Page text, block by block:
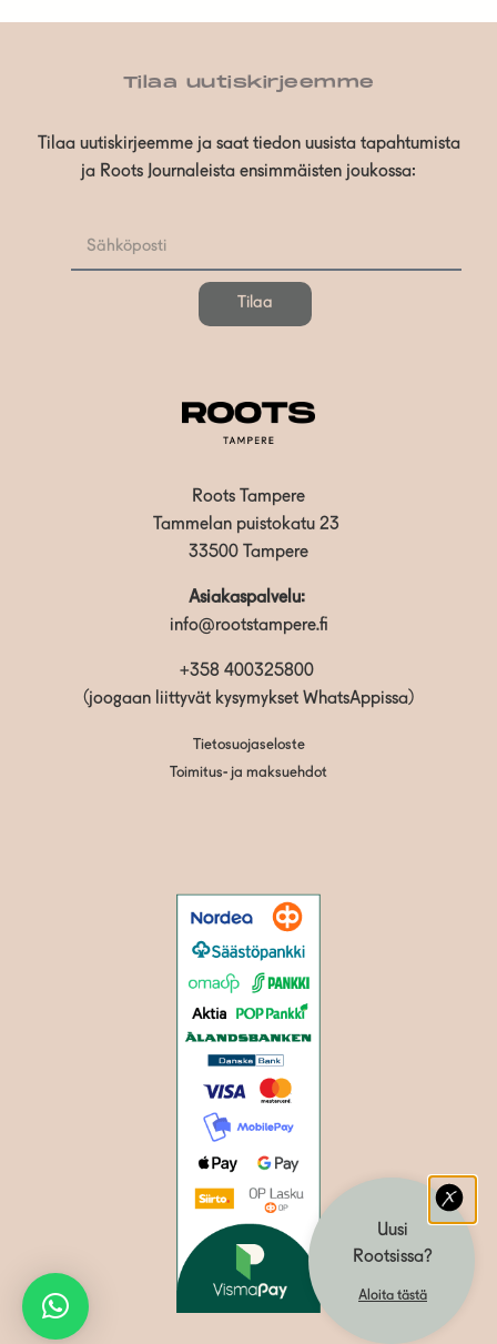
Tilaa uutiskirjeemme
Tilaa uutiskirjeemme ja saat tiedon uusista tapahtumista
ja Roots Journaleista ensimmäisten joukossa:
Tilaa
Roots Tampere
Tammelan puistokatu 23
33500 Tampere
Asiakaspalvelu:
info@rootstampere.fi
+358 400325800
(joogaan liittyvät kysymykset WhatsAppissa)
Tietosuojaseloste
Toimitus- ja maksuehdot
Uusi
Rootsissa?
Aloita tästä